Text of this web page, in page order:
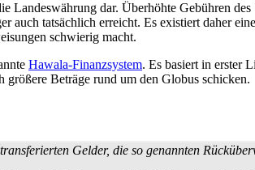
Landes­währung dar. Überhöhte Gebühren
tatsächlich erreicht. Es existiert daher
schwierig macht.
Hawala-Finanzsystem. Es basiert in erster
größere Beträge rund um den Globus schicken.
Gelder, die so genannten